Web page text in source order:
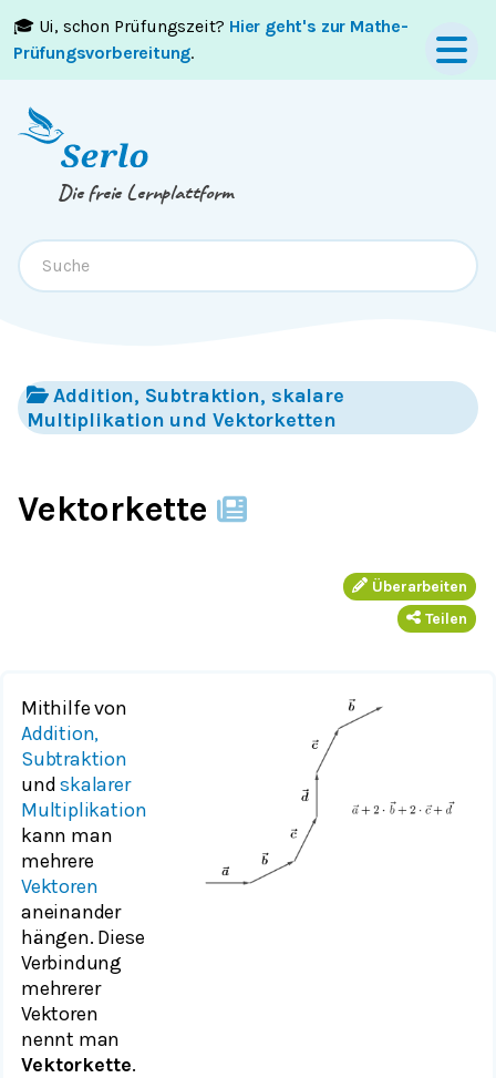
🎓 Ui, schon Prüfungszeit? Hier geht's zur Mathe-
Prüfungsvorbereitung.
Springe zumInhaltoderFooter
Die freie Lernplattform
Addition, Subtraktion, skalare
Multiplikation und Vektorketten
Vektorkette
Überarbeiten
Teilen
Mithilfe von
Addition,
Subtraktion
undskalarer
Multiplikation
kann man
mehrere
Vektoren
aneinander
hängen. Diese
Verbindung
mehrerer
Vektoren
nennt man
Vektorkette.